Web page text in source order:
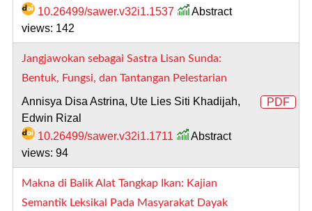
10.26499/sawer.v32i1.1537
Abstract
views: 142
Jangjawokan sebagai Sastra Lisan Sunda:
Bentuk, Fungsi, dan Tantangan Pelestarian
Annisya Disa Astrina, Ute Lies Siti Khadijah,
Edwin Rizal
10.26499/sawer.v32i1.1711
Abstract
views: 94
PDF
Makna di Balik Alat Tangkap Ikan: Kajian
Semantik Leksikal Pada Masyarakat Dayak